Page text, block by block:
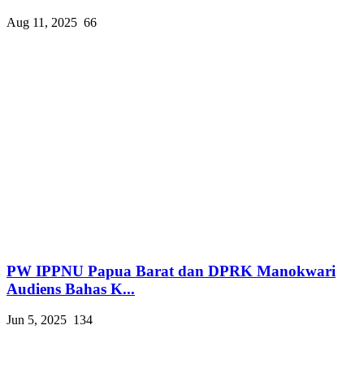
Aug 11, 2025 66
PW IPPNU Papua Barat dan DPRK Manokwari
Audiens Bahas K...
Jun 5, 2025 134